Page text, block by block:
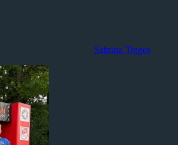
Sabrina Tigges